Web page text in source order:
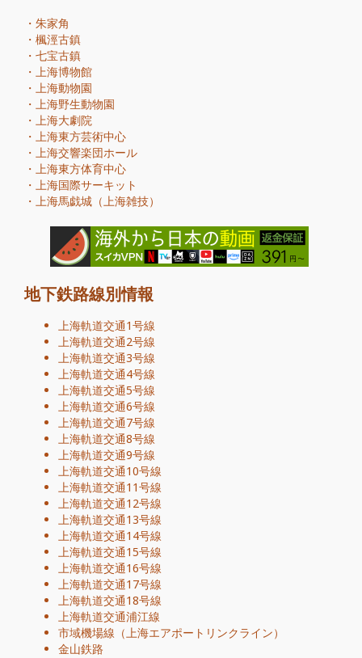
・ 朱家角
・ 楓涇古鎮
・ 七宝古鎮
・ 上海博物館
・ 上海動物園
・ 上海野生動物園
・ 上海大劇院
・ 上海東方芸術中心
・ 上海交響楽団ホール
・ 上海東方体育中心
・ 上海国際サーキット
・ 上海馬戯城（上海雑技）
地下鉄路線別情報
上海軌道交通1号線
上海軌道交通2号線
上海軌道交通3号線
上海軌道交通4号線
上海軌道交通5号線
上海軌道交通6号線
上海軌道交通7号線
上海軌道交通8号線
上海軌道交通9号線
上海軌道交通10号線
上海軌道交通11号線
上海軌道交通12号線
上海軌道交通13号線
上海軌道交通14号線
上海軌道交通15号線
上海軌道交通16号線
上海軌道交通17号線
上海軌道交通18号線
上海軌道交通浦江線
市域機場線（上海エアポートリンクライン）
金山鉄路